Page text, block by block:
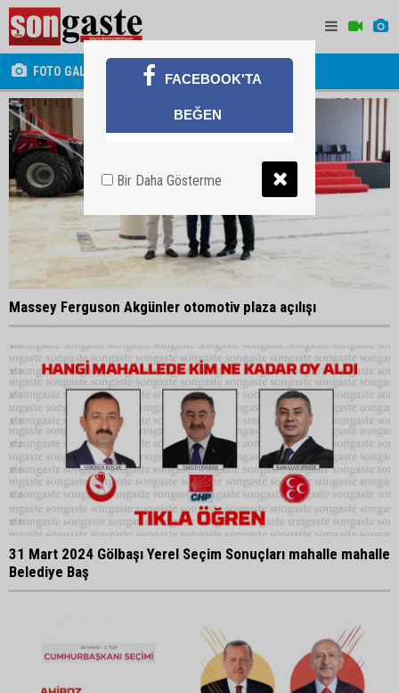
FOTO GALERİ
Massey Ferguson Akgünler otomotiv plaza açılışı
31 Mart 2024 Gölbaşı Yerel Seçim Sonuçları mahalle mahalle
Belediye Baş
FACEBOOK'TA
BEĞEN
Bir Daha Gösterme